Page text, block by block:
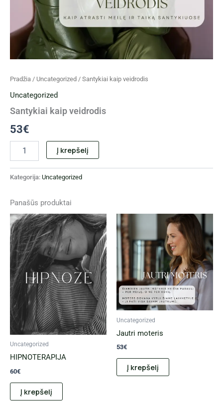
Pradžia / Uncategorized / Santykiai kaip veidrodis
Uncategorized
Santykiai kaip veidrodis
53€
Į krepšelį
Kategorija: Uncategorized
Panašūs produktai
Uncategorized
HIPNOTERAPIJA
60€
Į krepšelį
Uncategorized
Jautri moteris
53€
Į krepšelį